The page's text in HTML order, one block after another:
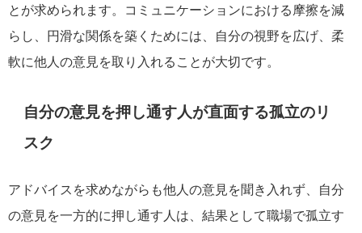
とが求められます。コミュニケーションにおける摩擦を減
らし、円滑な関係を築くためには、自分の視野を広げ、柔
軟に他人の意見を取り入れることが大切です。
自分の意見を押し通す人が直面する孤立のリ
スク
アドバイスを求めながらも他人の意見を聞き入れず、自分
の意見を一方的に押し通す人は、結果として職場で孤立す